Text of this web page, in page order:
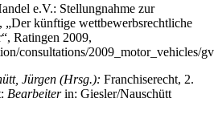
e.V.: Stellungnahme zur
künftige wettbewerbsrechtliche
Ratingen 2009,
consultations/2009_motor_vehicles/
Jürgen (Hrsg.): Franchiserecht, 2.
Bearbeiterin: Giesler/Nauschütt